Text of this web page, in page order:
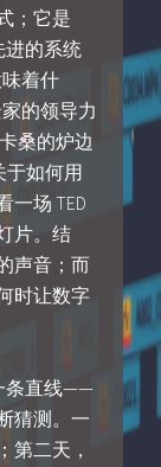
；它是
进的系统
着什
的领导力
桑的炉边
如何用
一场 TED
片。结
声音；而
时让数字
条直线——
猜测。一
第二天，